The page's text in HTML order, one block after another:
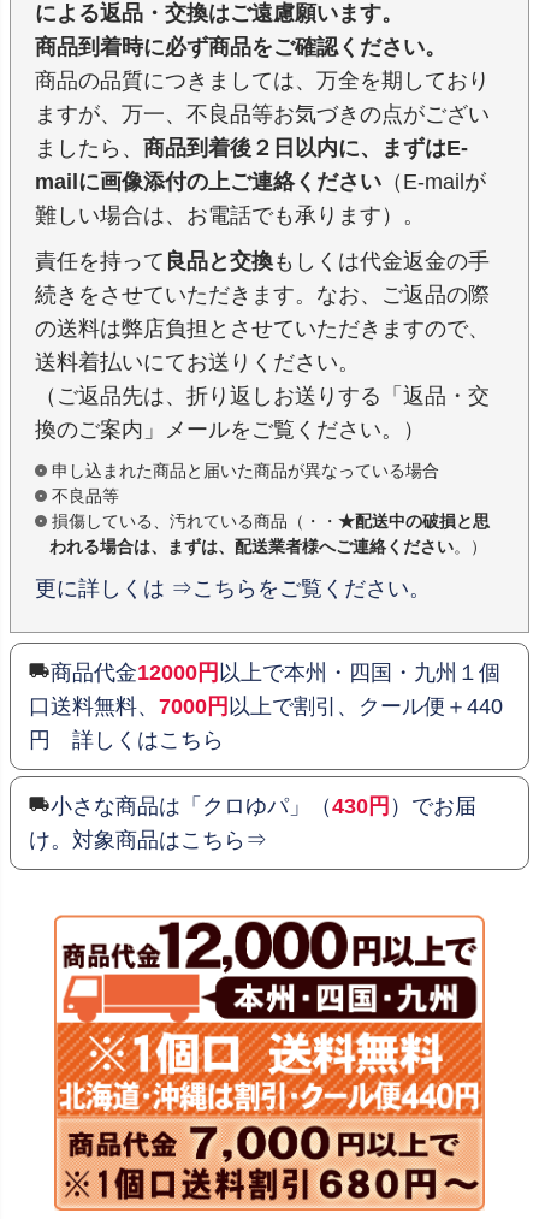
による返品・交換はご遠慮願います。
商品到着時に必ず商品をご確認ください。
商品の品質につきましては、万全を期しており
ますが、万一、不良品等お気づきの点がござい
ましたら、 商品到着後２日以内に、まずはE-
mailに画像添付の上ご連絡ください （E-mailが
難しい場合は、お電話でも承ります）。
責任を持って 良品と交換もしくは代金返金の手
続きをさせていただきます。なお、ご返品の際
の送料は弊店負担とさせていただきますので、
送料着払いにてお送りください。
（ご返品先は、折り返しお送りする「返品・交
換のご案内」メールをご覧ください。）
申し込まれた商品と届いた商品が異なっている場合
不良品等
損傷している、汚れている商品（・・ ★配送中の破損と思
われる場合は、まずは、配送業者様へご連絡ください。）
更に詳しくは ⇒こちらをご覧ください。
商品代金12000円 以上で本州・四国・九州１個
口送料無料、 7000円 以上で割引、クール便＋440
円 詳しくはこちら
小さな商品は「クロゆパ」（430円 ）でお届
け。対象商品はこちら⇒